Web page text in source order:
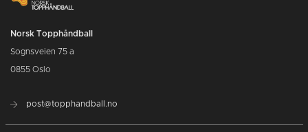
Norsk Topphåndball
Sognsveien 75 a
0855 Oslo
post@topphandball.no